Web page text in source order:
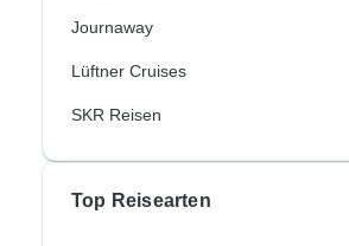
Journaway
Lüftner Cruises
SKR Reisen
Top Reisearten